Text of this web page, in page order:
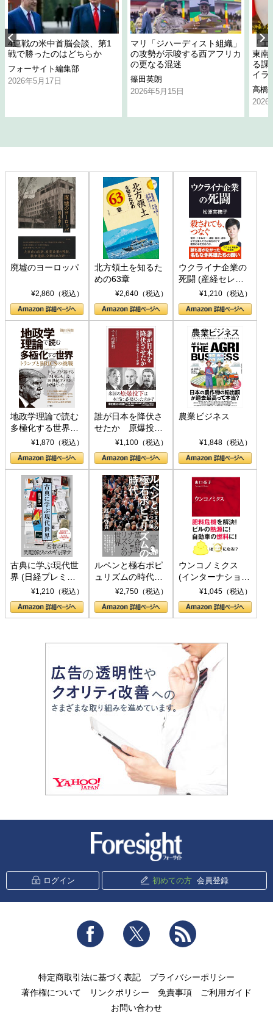
4連戦の米中首脳会談、第1
戦で勝ったのはどちらか
フォーサイト編集部
2026年5月17日
マリ「ジハーディスト組織」
の攻勢が示唆する西アフリカ
の更なる混迷
篠田英朗
2026年5月15日
「
東南
る課
イラ
高橋
2026
廃墟のヨーロッパ
¥2,860（税込）
北方領土を知るた
めの63章
¥2,640（税込）
ウクライナ企業の
死闘 (産経セレク
ト S 039)¥1,210（税込）
地政学理論で読む
多極化する世界：
トランプとBRICS
の挑戦
¥1,870（税込）
誰が日本を降伏さ
せたか 原爆投
下、ソ連参戦、そ
して聖断 (PHP新
書)
¥1,100（税込）
農業ビジネス
¥1,848（税込）
古典に学ぶ現代世
界 (日経プレミア
シリーズ)¥1,210（税込）
ルペンと極右ポピ
ュリズムの時代：
〈ヤヌス〉の二つ
の顔
¥2,750（税込）
ウンコノミクス
(インターナショナ
ル新書)¥1,045（税込）
ログイン 初めての方 会員登録
Facebook Twitter
特定商取引法に基づく表記
プライバシーポリシー
著作権について
リンクポリシー 免責事項
ご利用ガイド
お問い合わせ